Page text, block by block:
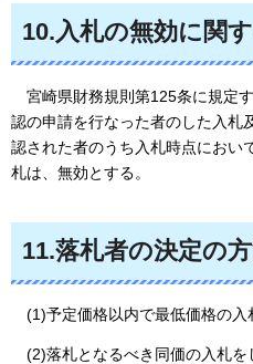
10.入札の無効に関
宮崎県財務規則第125条に規定
認の申請を行なった者のした入札
認された者のうち入札時点におい
札は、無効とする。
11.落札者の決定の
(1)予定価格以内で最低価格の入
(2)落札となるべき同価の入札